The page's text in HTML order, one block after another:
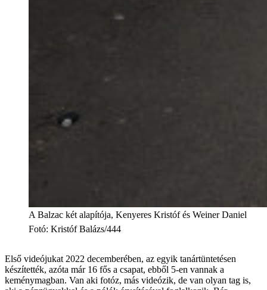
A Balzac két alapítója, Kenyeres Kristóf és Weiner Daniel
Fotó: Kristóf Balázs/444
Első videójukat 2022 decemberében, az egyik tanártüntetésen
készítették, azóta már 16 fős a csapat, ebből 5-en vannak a
keménymagban. Van aki fotóz, más videózik, de van olyan tag is,